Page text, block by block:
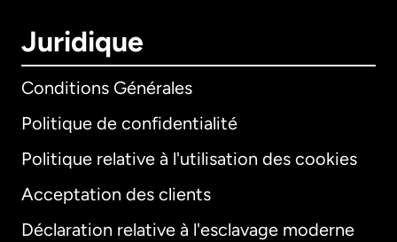
Juridique
Conditions Générales
Politique de confidentialité
Politique relative à l'utilisation des cookies
Acceptation des clients
Déclaration relative à l'esclavage moderne